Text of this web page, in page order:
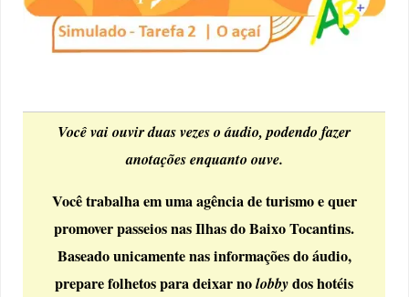
Você vai ouvir duas vezes o áudio, podendo fazer
anotações enquanto ouve.
Você trabalha em uma agência de turismo e quer
promover passeios nas Ilhas do Baixo Tocantins.
Baseado unicamente nas informações do áudio,
prepare folhetos para deixar nolobbydos hotéis